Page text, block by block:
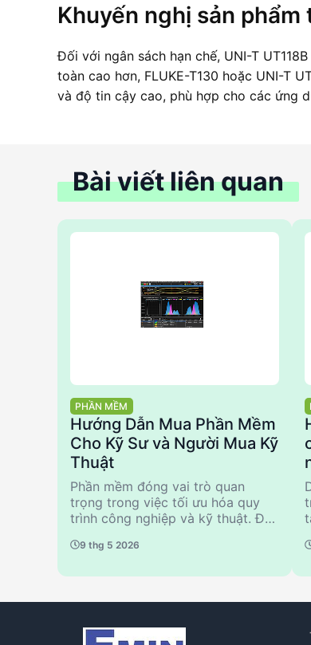
Khuyến nghị sản
Đối với ngân sách hạn chế, UNI-T
toàn cao hơn, FLUKE-T130 hoặc UNI-T
và độ tin cậy cao, phù hợp cho các ứng
Bài viết liên quan
PHẦN MỀM
Hướng Dẫn Mua Phần Mềm
Cho Kỹ Sư và Người Mua Kỹ
Thuật
Phần mềm đóng vai trò quan
trọng trong việc tối ưu hóa quy
trình công nghiệp và kỹ thuật. Đối
thuật, việc lựa chọn phần mềm
sắc về các tiêu chí kỹ thuật, khả
tiết về cách chọn phần mềm, từ
9 thg 5 2026